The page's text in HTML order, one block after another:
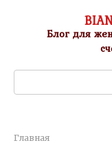
контентуБлог для
Главная